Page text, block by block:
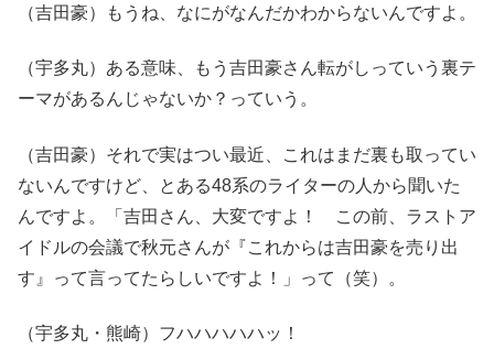
（吉田豪）もうね、なにがなんだかわからないんですよ。
（宇多丸）ある意味、もう吉田豪さん転がしっていう裏テ
ーマがあるんじゃないか？っていう。
（吉田豪）それで実はつい最近、これはまだ裏も取ってい
ないんですけど、とある48系のライターの人から聞いた
んですよ。「吉田さん、大変ですよ！ この前、ラストア
イドルの会議で秋元さんが『これからは吉田豪を売り出
す』って言ってたらしいですよ！」って（笑）。
（宇多丸・熊崎）フハハハハハッ！